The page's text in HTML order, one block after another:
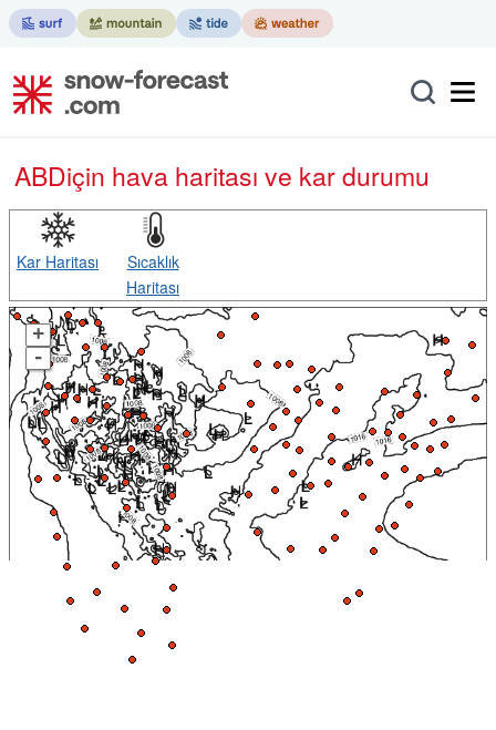
ABDiçin hava haritası ve kar durumu
Kar Haritası
Sıcaklık
Haritası
+
-